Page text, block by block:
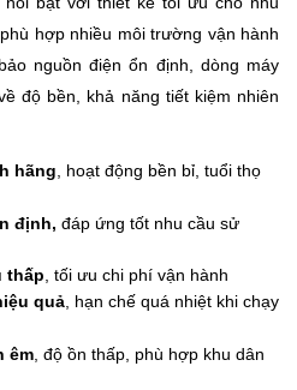
hợp nhiều môi trường vận hành
nguồn điện ổn định, dòng máy
độ bền, khả năng tiết kiệm nhiên
hãng , hoạt động bền bỉ, tuổi thọ
định, đáp ứng tốt nhu cầu sử
thấp , tối ưu chi phí vận hành
quả , hạn chế quá nhiệt khi chạy
êm , độ ồn thấp, phù hợp khu dân